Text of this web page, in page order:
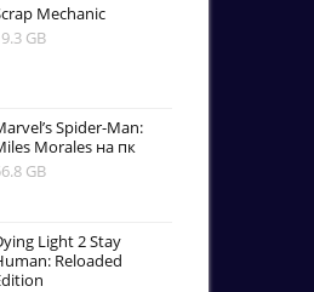
Mechanic
GB
Spider-Man:
Morales на пк
GB
Light 2 Stay
Reloaded